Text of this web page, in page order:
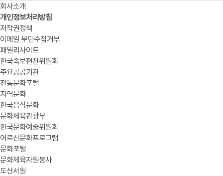
회사소개
개인정보처리방침
저작권정책
이메일 무단수집거부
패밀리사이트
한국족보편찬위원회
주요공공기관
전통문화포털
지역문화
한국음식문화
문화체육관광부
한국문화예술위원회
어르신문화프로그램
문화포털
문화체육자원봉사
도산서원